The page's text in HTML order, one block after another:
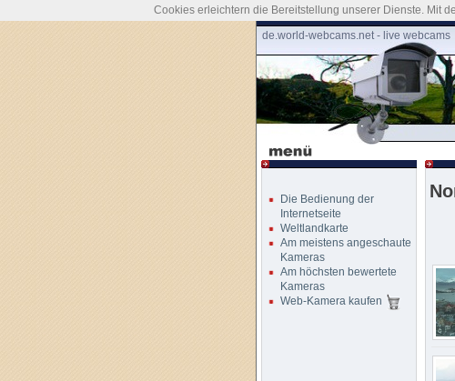
de.world-webcams.net - live webcams
Die Bedienung der
Internetseite
Weltlandkarte
Am meistens angeschaute
Kameras
Am höchsten bewertete
Kameras
Web-Kamera kaufen
Cookies erleichtern die Bereitstellung unserer Dienste. Mit